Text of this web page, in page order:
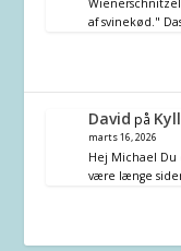
af svinekød."
David på
marts 16, 2026
Hej Michael
være længe